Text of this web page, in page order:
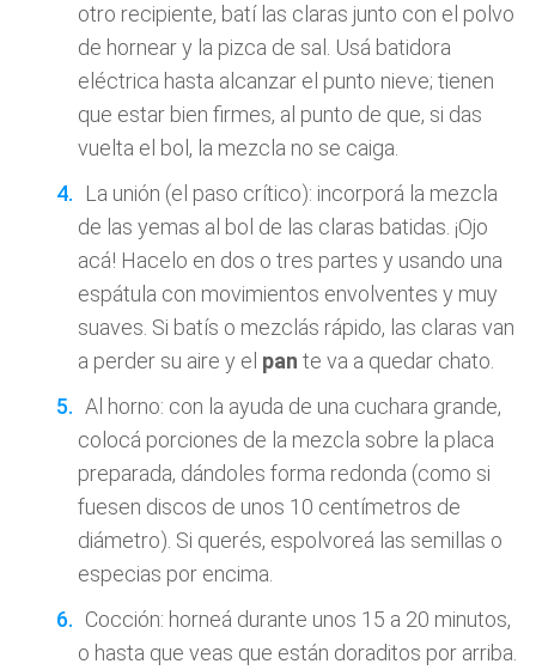
otro recipiente, batí las claras junto con el polvo
de hornear y la pizca de sal. Usá batidora
eléctrica hasta alcanzar el punto nieve; tienen
que estar bien firmes, al punto de que, si das
vuelta el bol, la mezcla no se caiga.
La unión (el paso crítico): incorporá la mezcla
de las yemas al bol de las claras batidas. ¡Ojo
acá! Hacelo en dos o tres partes y usando una
espátula con movimientos envolventes y muy
suaves. Si batís o mezclás rápido, las claras van
a perder su aire y el pan te va a quedar chato.
Al horno: con la ayuda de una cuchara grande,
colocá porciones de la mezcla sobre la placa
preparada, dándoles forma redonda (como si
fuesen discos de unos 10 centímetros de
diámetro). Si querés, espolvoreá las semillas o
especias por encima.
Cocción: horneá durante unos 15 a 20 minutos,
o hasta que veas que están doraditos por arriba.